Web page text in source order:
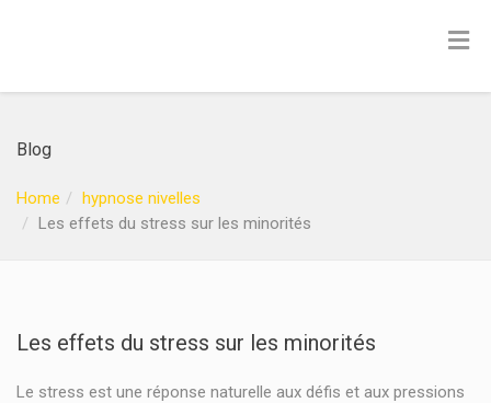
Blog
Home
hypnose nivelles
Les effets du stress sur les minorités
Les effets du stress sur les minorités
Le stress est une réponse naturelle aux défis et aux pressions